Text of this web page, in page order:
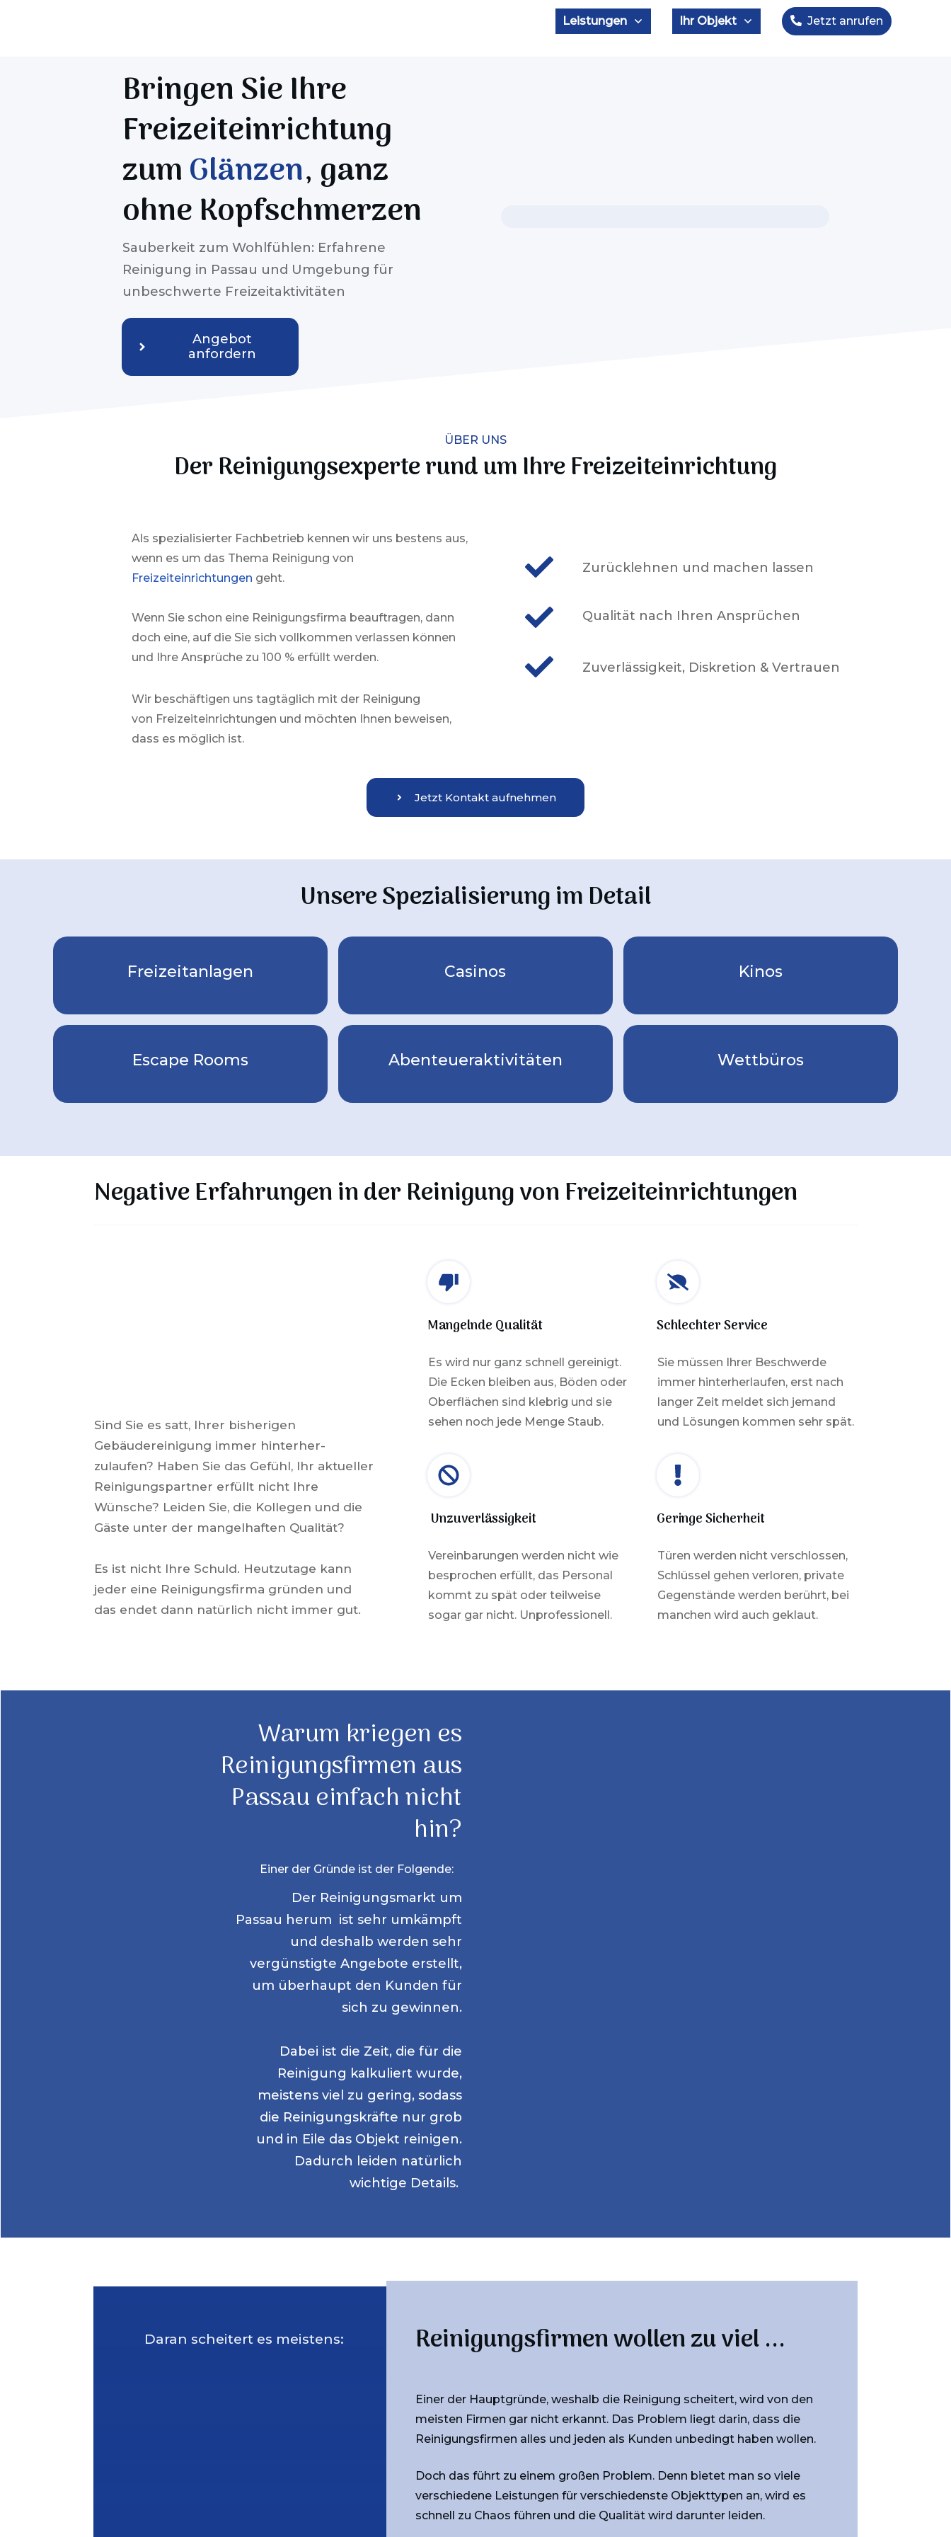
Leistungen Ihr Objekt Jetzt anrufen
Bringen Sie Ihre
Freizeiteinrichtung
zumGlänzen, ganz
ohne Kopfschmerzen
Sauberkeit zum Wohlfühlen: Erfahrene
Reinigung in Passau und Umgebung für
unbeschwerte Freizeitaktivitäten
Angebot
anfordern
ÜBER UNS
Der Reinigungsexperte rund um IhreFreizeiteinrichtung
Als spezialisierter Fachbetrieb kennen wir uns bestens aus,
wenn es um das Thema Reinigung von
Freizeiteinrichtungen geht.
Wenn Sie schon eine Reinigungsfirma beauftragen, dann
doch eine, auf die Sie sich vollkommen verlassen können
und Ihre Ansprüche zu 100 % erfüllt werden.
Wir beschäftigen uns tagtäglich mit der Reinigung
von Freizeiteinrichtungen und möchten Ihnen beweisen,
dass es möglich ist.
Zurücklehnen und machen lassen
Qualität nach Ihren Ansprüchen
Zuverlässigkeit, Diskretion & Vertrauen
Jetzt Kontakt aufnehmen
Unsere Spezialisierung im Detail
Freizeitanlagen
Escape Rooms
Casinos
Abenteueraktivitäten
Kinos
Wettbüros
Negative Erfahrungen in derReinigung von Freizeiteinrichtungen
Sind Sie es satt, Ihrer bisherigen
Gebäudereinigung immer hinterher-
zulaufen? Haben Sie das Gefühl, Ihr aktueller
Reinigungspartner erfüllt nicht Ihre
Wünsche? Leiden Sie, die Kollegen und die
Gäste unter der mangelhaften Qualität?
Es ist nicht Ihre Schuld. Heutzutage kann
jeder eine Reinigungsfirma gründen und
das endet dann natürlich nicht immer gut.
Mangelnde Qualität
Es wird nur ganz schnell gereinigt.
Die Ecken bleiben aus, Böden oder
Oberflächen sind klebrig und sie
sehen noch jede Menge Staub.
Schlechter Service
Sie müssen Ihrer Beschwerde
immer hinterherlaufen, erst nach
langer Zeit meldet sich jemand
und Lösungen kommen sehr spät.
Unzuverlässigkeit
Vereinbarungen werden nicht wie
besprochen erfüllt, das Personal
kommt zu spät oder teilweise
sogar gar nicht. Unprofessionell.
Geringe Sicherheit
Türen werden nicht verschlossen,
Schlüssel gehen verloren, private
Gegenstände werden berührt, bei
manchen wird auch geklaut.
Warum kriegen es
Reinigungsfirmen aus
Passaueinfach nicht
hin?
Einer der Gründe ist der Folgende:
Der Reinigungsmarkt um
Passau herum ist sehr umkämpft
und deshalb werden sehr
vergünstigte Angebote erstellt,
um überhaupt den Kunden für
sich zu gewinnen.
Dabei ist die Zeit, die für die
Reinigung kalkuliert wurde,
meistens viel zu gering, sodass
die Reinigungskräfte nur grob
und in Eile das Objekt reinigen.
Dadurch leiden natürlich
wichtige Details.
Daran scheitert es meistens: Reinigungsfirmen wollen zu viel ...
Einer der Hauptgründe, weshalb die Reinigung scheitert, wird von den
meisten Firmen gar nicht erkannt. Das Problem liegt darin, dass die
Reinigungsfirmen alles und jeden als Kunden unbedingt haben wollen.
Doch das führt zu einem großen Problem. Denn bietet man so viele
verschiedene Leistungen für verschiedenste Objekttypen an, wird es
schnell zu Chaos führen und die Qualität wird darunter leiden.